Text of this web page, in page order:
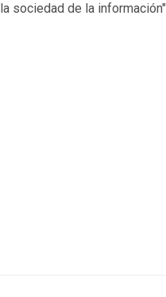
sociedad de la información"